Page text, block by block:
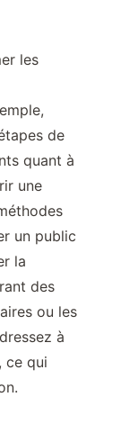
les
de
quant à
une
un public
la
des
ou les
à
ce qui